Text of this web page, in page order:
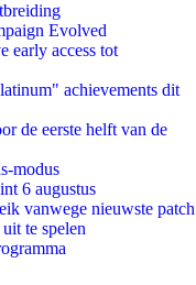
Evolved
early access tot
achievements dit
de eerste helft van de
modus
6 augustus
vanwege nieuwste patch
te spelen